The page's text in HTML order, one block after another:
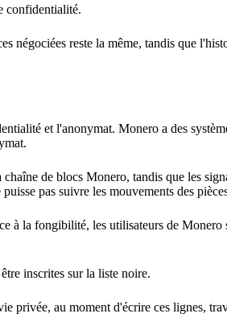
confidentialité.
négociées reste la même, tandis que
et l'anonymat. Monero a des
de blocs Monero, tandis que les
pas suivre les mouvements des
à la fongibilité, les utilisateurs de Monero
inscrites sur la liste noire.
privée, au moment d'écrire ces lignes,